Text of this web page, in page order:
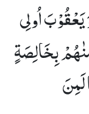
اُولِی
اِنَّاۤ اَخْلَصْنٰهُمْ بِخَالِصَةٍ
لَمِنَ